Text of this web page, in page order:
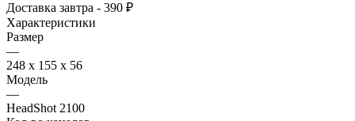
Доставка завтра - 390 ₽
Характеристики
Размер
—
248 x 155 x 56
Модель
—
HeadShot 2100